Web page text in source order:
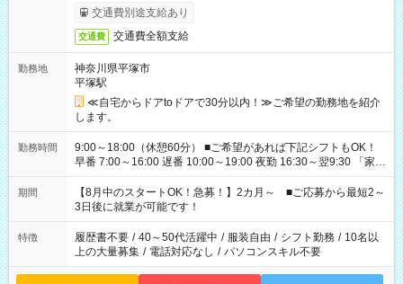
交通費別途支給あり
交通費 交通費全額支給
勤務地
神奈川県平塚市
平塚駅
≪自宅からドアtoドアで30分以内！≫ご希望の勤務地を紹介
します。
勤務時間
9:00～18:00（休憩60分） ■ご希望があれば下記シフトもOK！
早番 7:00～16:00 遅番 10:00～19:00 夜勤 16:30～翌9:30 「家族
と休みを合わせたい」 「余裕を持って夕飯の準備がしたい」
「できれば残業はしたくない」 など、ご希望を教えてください
ね。 ※Wワーク希望の方へ 今ご覧のお仕事で希望する勤務時間
と、もう1つのお仕事の勤務時間。 合計で週40時間を超える場
合は応募できません。
期間
【8月中のスタートOK！急募！】2カ月～ ■ご応募から最短2～
3日後に就業が可能です！
特徴 履歴書不要 / 40～50代活躍中 / 服装自由 / シフト勤務 / 10名以
上の大量募集 / 電話対応なし / パソコンスキル不要